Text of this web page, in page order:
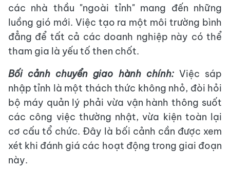
các nhà thầu "ngoài tỉnh" mang đến những
luồng gió mới. Việc tạo ra một môi trường bình
đẳng để tất cả các doanh nghiệp này có thể
tham gia là yếu tố then chốt.
Bối cảnh chuyển giao hành chính:Việc sáp
nhập tỉnh là một thách thức không nhỏ, đòi hỏi
bộ máy quản lý phải vừa vận hành thông suốt
các công việc thường nhật, vừa kiện toàn lại
cơ cấu tổ chức. Đây là bối cảnh cần được xem
xét khi đánh giá các hoạt động trong giai đoạn
này.